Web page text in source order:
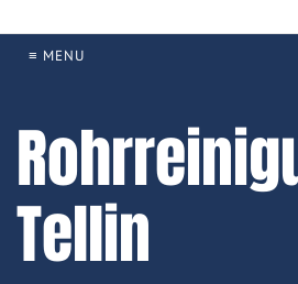
≡ MENU
Tellin